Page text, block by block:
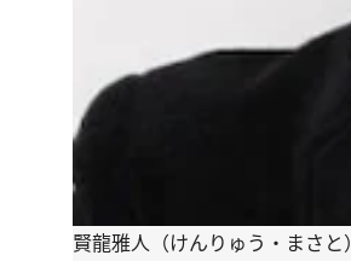
賢龍雅人（けんりゅう・まさと）